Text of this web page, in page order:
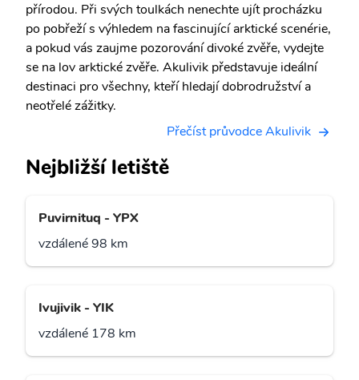
přírodou. Při svých toulkách nenechte ujít procházku
po pobřeží s výhledem na fascinující arktické scenérie,
a pokud vás zaujme pozorování divoké zvěře, vydejte
se na lov arktické zvěře. Akulivik představuje ideální
destinaci pro všechny, kteří hledají dobrodružství a
neotřelé zážitky.
Přečíst průvodce Akulivik
Nejbližší letiště
Puvirnituq - YPX
vzdálené 98 km
Ivujivik - YIK
vzdálené 178 km